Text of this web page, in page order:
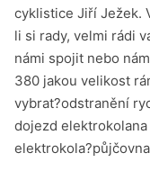
cyklistice Jiří Ježek.
li si rady, velmi rádi
námi spojit nebo
380 jakou velikost
vybrat?odstranění
dojezd